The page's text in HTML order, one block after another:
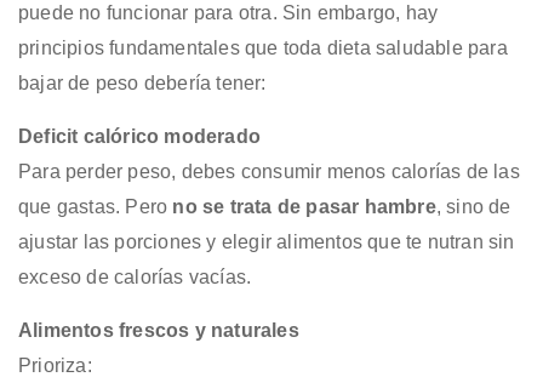
puede no funcionar para otra. Sin embargo, hay
principios fundamentales que toda dieta saludable para
bajar de peso debería tener:
Deficit calórico moderado
Para perder peso, debes consumir menos calorías de las
que gastas. Pero no se trata de pasar hambre, sino de
ajustar las porciones y elegir alimentos que te nutran sin
exceso de calorías vacías.
Alimentos frescos y naturales
Prioriza: